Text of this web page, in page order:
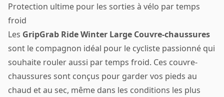
Protection ultime pour les sorties à vélo par temps
froid
Les GripGrab Ride Winter Large Couvre-chaussures
sont le compagnon idéal pour le cycliste passionné qui
souhaite rouler aussi par temps froid. Ces couvre-
chaussures sont conçus pour garder vos pieds au
chaud et au sec, même dans les conditions les plus